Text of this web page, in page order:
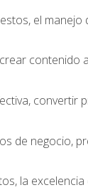
el manejo
contenido
convertir
de negocio,
la excelencia